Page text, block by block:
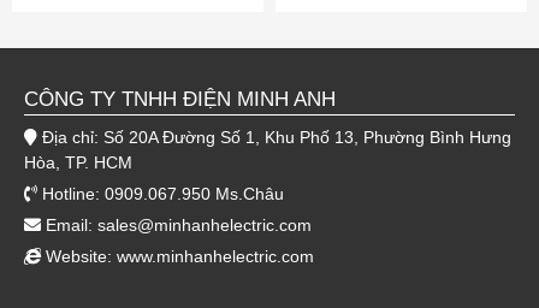
CÔNG TY TNHH ĐIỆN MINH ANH
Địa chỉ: Số 20A Đường Số 1, Khu Phố 13, Phường Bình Hưng
Hòa, TP. HCM
Hotline: 0909.067.950 Ms.Châu
Email: sales@minhanhelectric.com
Website: www.minhanhelectric.com